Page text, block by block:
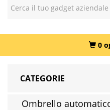
0
CATEGORIE
Ombrello